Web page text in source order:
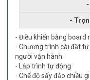
-
- Điều khiển bằng board
- Chương trình cài đặt
người vận hành.
- Lập trình tự động
- Chế độ sấy đảo chiều